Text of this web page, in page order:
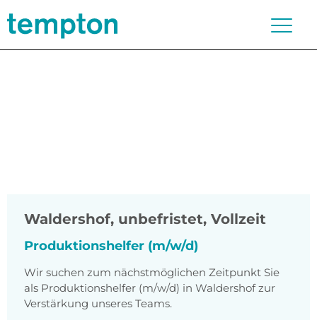
Waldershof, unbefristet, Vollzeit
Produktionshelfer (m/w/d)
Wir suchen zum nächstmöglichen Zeitpunkt Sie
als Produktionshelfer (m/w/d) in Waldershof zur
Verstärkung unseres Teams.